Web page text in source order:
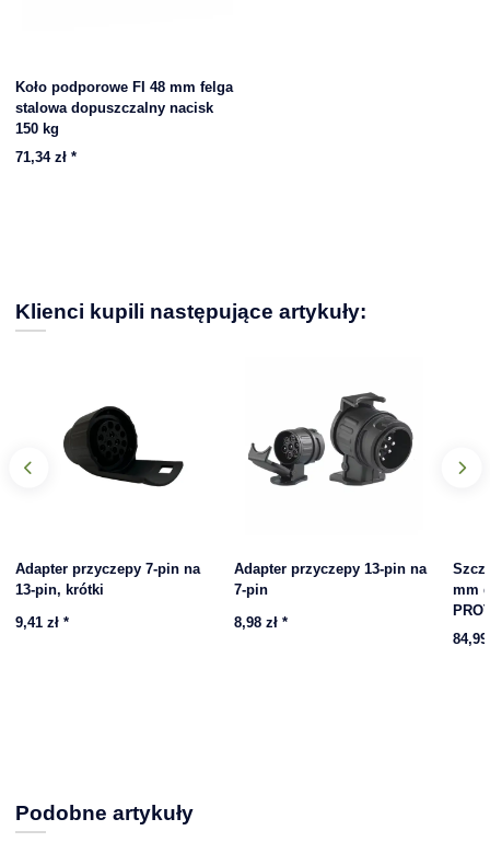
Koło podporowe FI 48 mm felga
stalowa dopuszczalny nacisk
150 kg
71,34 zł *
Klienci kupili następujące artykuły:
Adapter przyczepy 7-pin na
13-pin, krótki
9,41 zł *
Adapter przyczepy 13-pin na
7-pin
8,98 zł *
mm
Podobne artykuły